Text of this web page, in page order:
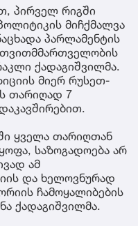
პირველ რიგში
მიჩქმალვა
პარლამენტის
ქადაგიშვილმა.
მიერ რუსეთ-
თარიღად 7
ყველა თარიღთან
საზოგადოება არ
ამ
და ხელოვნურად
ჩამოყალიბების
ქადაგიშვილმა.